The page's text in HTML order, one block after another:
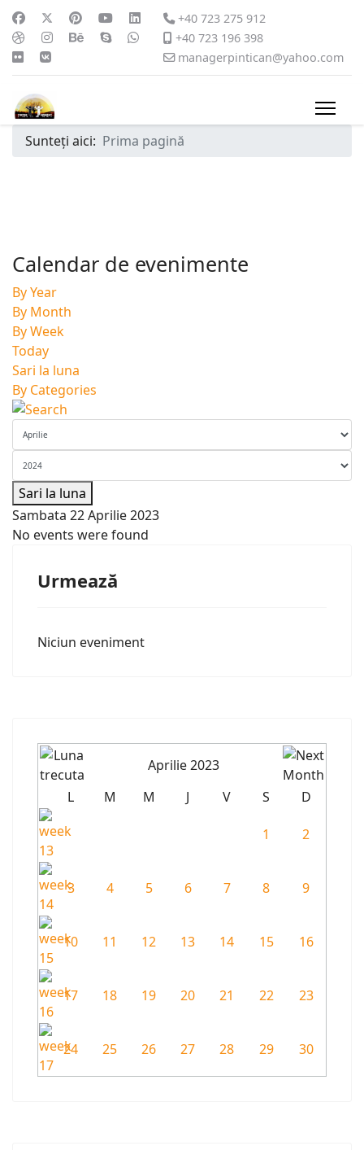
+40 723 275 912
+40 723 196 398
managerpintican@yahoo.com
Sunteți aici: Prima pagină
Calendar de evenimente
By Year
By Month
By Week
Today
Sari la luna
By Categories
Sari la luna
Sambata 22 Aprilie 2023
No events were found
Urmează
Niciun eveniment
Aprilie 2023
L
M M J V S D
1 2
3 4 5 6 7 8 9
10 11 12 13 14 15 16
17 18 19 20 21 22 23
24 25 26 27 28 29 30